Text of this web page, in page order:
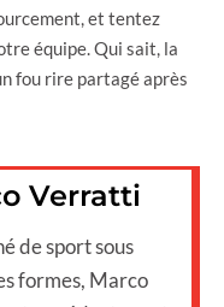
et tentez
équipe. Qui sait, la
fou rire partagé après
Verratti
de sport sous
formes, Marco